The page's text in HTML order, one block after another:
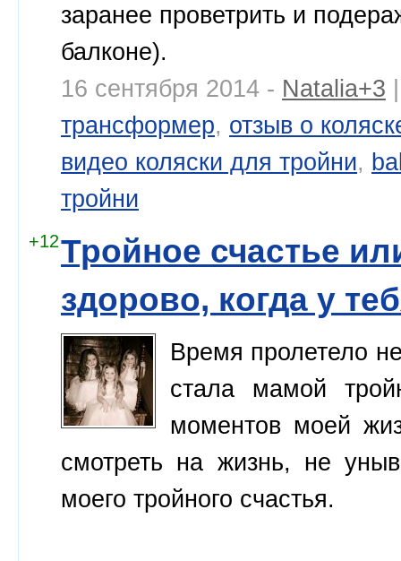
заранее проветрить и
балконе).
16 сентября 2014 - Natalia+3
трансформер, отзыв о
видео коляски для тройни,
тройни
+12Тройное счастье
здорово, когда у
Время пролетело
стала мамой
моментов моей
смотреть на жизнь, не
моего тройного счастья.